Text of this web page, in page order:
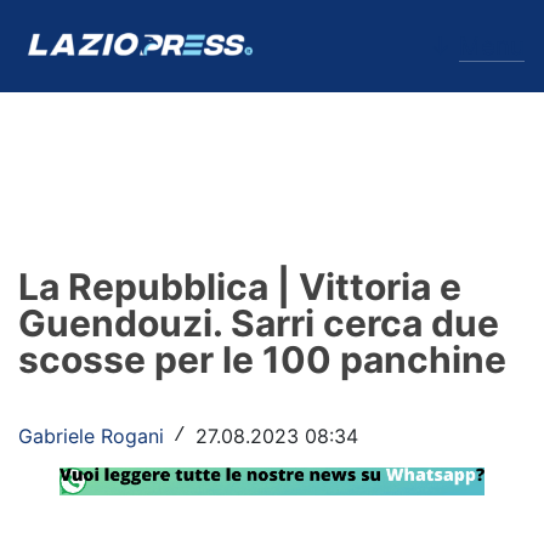
Formello
Infortuni
Calciomercato
La Repubblica | Vittoria e
Guendouzi. Sarri cerca due
scosse per le 100 panchine
Gabriele Rogani / 27.08.2023 08:34